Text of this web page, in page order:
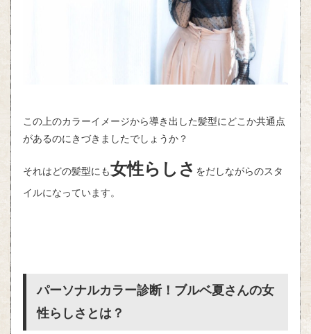
この上のカラーイメージから導き出した髪型にどこか共通点
があるのにきづきましたでしょうか？
それはどの髪型にも女性らしさ をだしながらのスタ
イルになっています。
パーソナルカラー診断！ブルベ夏さんの女
性らしさとは？